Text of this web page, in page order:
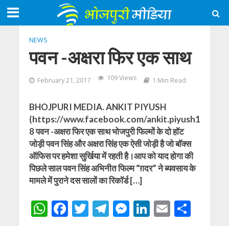
NEWS
पवन -अक्षरा फिर एक साथ
February 21, 2017 109 Views 1 Min Read
BHOJPURI MEDIA. ANKIT PIYUSH
(https://www.facebook.com/ankit.piyush1
8 पवन -अक्षरा फिर एक साथ भोजपुरी फिल्मों के दो हॉट
जोड़ी पवन सिंह और अक्षरा सिंह एक ऐसी जोड़ी है जो बॉक्स
ऑफिस पर हमेशा सुर्खिया में रहती है।आप को याद होगा की
पिछले साल पवन सिंह अभिनीत फिल्म “ग़दर” ने ब्यवसाय के
मामले में पुराने दस सालों का रिकॉर्ड […]
W F T T M Li E S